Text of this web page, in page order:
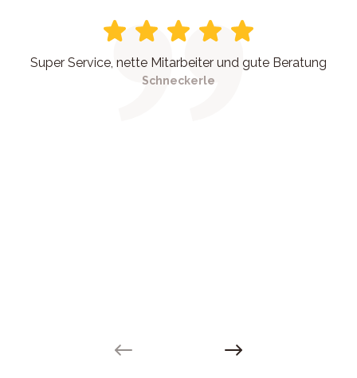
Super Service, nette Mitarbeiter und gute Beratung
Schneckerle
Next slide